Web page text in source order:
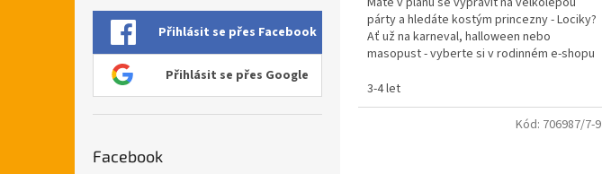
Přihlásit se přes Facebook
Přihlásit se přes Google
Facebook
párty a hledáte kostým princezny - Lociky?
Ať už na karneval, halloween nebo
masopust - vyberte si v rodinném e-shopu
3-4 let
Kód: 706987/7-9